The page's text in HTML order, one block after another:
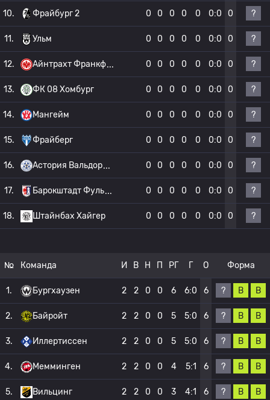
10. Фрайбург 2 0 0 0 0 0 0:0 0 ?
11. Ульм 0 0 0 0 0 0:0 0 ?
12. Айнтрахт Франкф 0 0 0 0 0 0:0 0 ?
13. ФК 08 Хомбург 0 0 0 0 0 0:0 0 ?
14. Мангейм 0 0 0 0 0 0:0 0 ?
15. Фрайберг 0 0 0 0 0 0:0 0 ?
16. Астория Вальдор 0 0 0 0 0 0:0 0 ?
17. Барокштадт Фуль 0 0 0 0 0 0:0 0 ?
18. Штайнбах Хайгер 0 0 0 0 0 0:0 0 ?
№ Команда И В Н П РГ Г О Форма
1. Бургхаузен 2 2 0 0 6 6:0 6 ? В В
2. Байройт 2 2 0 0 5 5:0 6 ? В В
3. Иллертиссен 2 2 0 0 5 5:0 6 ? В В
4. Мемминген 2 2 0 0 4 5:1 6 ? В В
5. Вильцинг 2 2 0 0 3 4:1 6 ? В В